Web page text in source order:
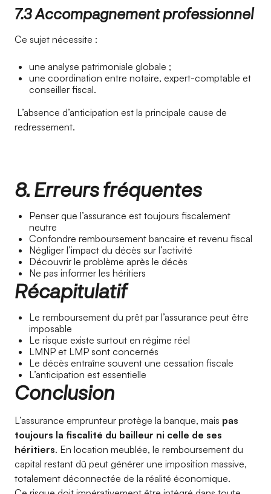
7.3 Accompagnement professionnel
Ce sujet nécessite :
une analyse patrimoniale globale ;
une coordination entre notaire, expert-comptable et
conseiller fiscal.
L’absence d’anticipation est la principale cause de
redressement.
8. Erreurs fréquentes
Penser que l’assurance est toujours fiscalement
neutre
Confondre remboursement bancaire et revenu fiscal
Négliger l’impact du décès sur l’activité
Découvrir le problème après le décès
Ne pas informer les héritiers
Récapitulatif
Le remboursement du prêt par l’assurance peut être
imposable
Le risque existe surtout en régime réel
LMNP et LMP sont concernés
Le décès entraîne souvent une cessation fiscale
L’anticipation est essentielle
Conclusion
L’assurance emprunteur protège la banque, mais pas
toujours la fiscalité du bailleur ni celle de ses
héritiers. En location meublée, le remboursement du
capital restant dû peut générer une imposition massive,
totalement déconnectée de la réalité économique.